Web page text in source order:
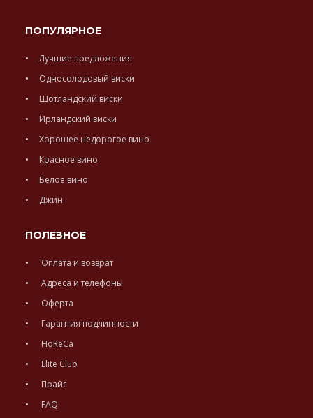
ПОПУЛЯРНОЕ
Лучшие предложения
Односолодовый виски
Шотландский виски
Ирландский виски
Хорошее недорогое вино
Красное вино
Белое вино
Джин
ПОЛЕЗНОЕ
Оплата и возврат
Адреса и телефоны
Оферта
Гарантия подлинности
HoReCa
Elite Club
Прайс
FAQ